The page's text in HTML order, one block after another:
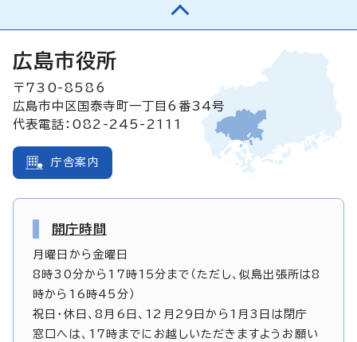
広島市役所
〒730-8586
広島市中区国泰寺町一丁目6番34号
代表電話：082-245-2111
庁舎案内
開庁時間
月曜日から金曜日
8時30分から17時15分まで（ただし、似島出張所は8
時から16時45分）
祝日・休日、8月6日、12月29日から1月3日は閉庁
窓口へは、17時までにお越しいただきますようお願い